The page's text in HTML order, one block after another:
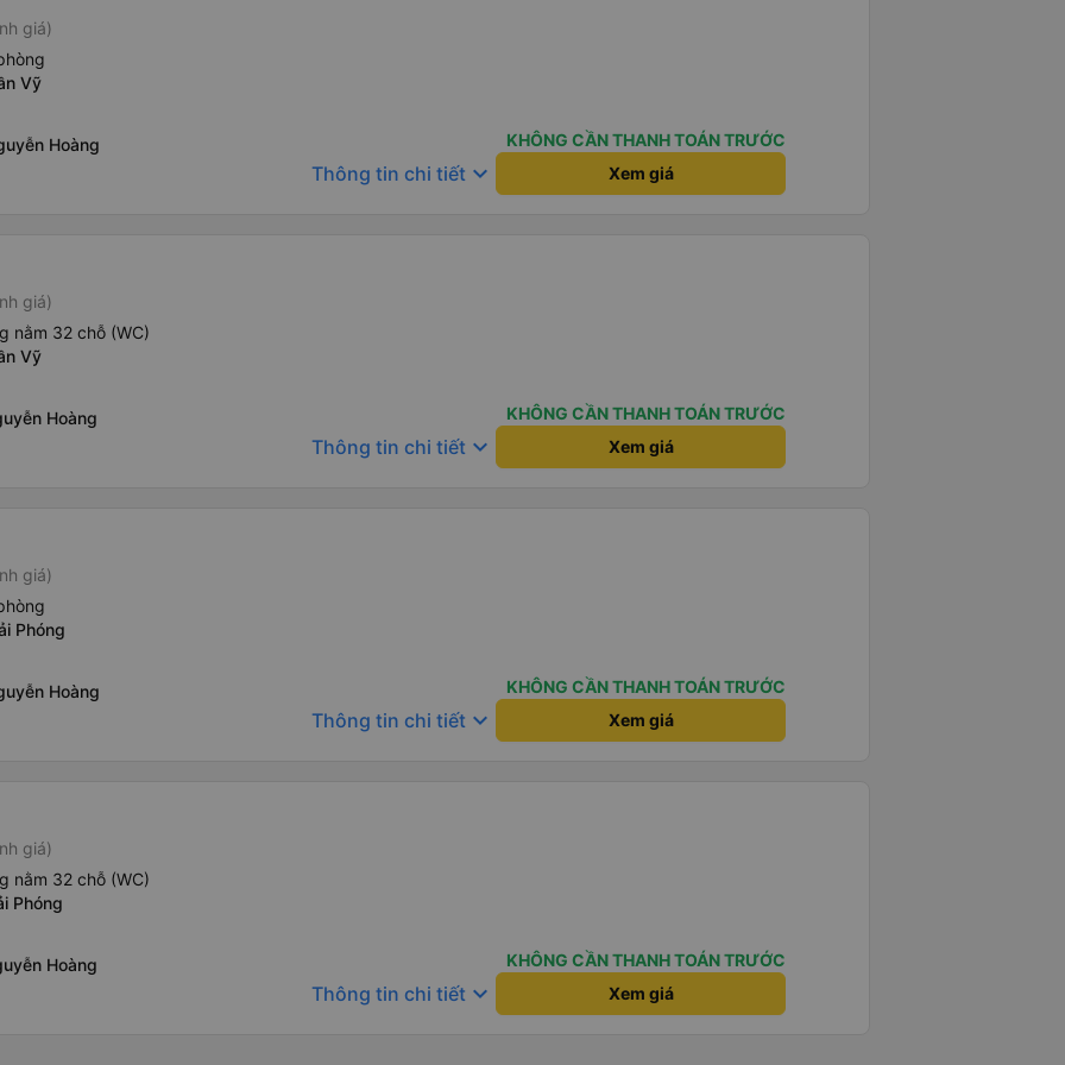
giá)
Vỹ
Hoàng
KHÔNG CẦN THANH TOÁN TRƯỚC
Thông tin chi tiết keyboard_arrow_down Xem giá
giá)
nằm 32 chỗ (WC)
Vỹ
Hoàng
KHÔNG CẦN THANH TOÁN TRƯỚC
Thông tin chi tiết keyboard_arrow_down Xem giá
giá)
Phóng
Hoàng
KHÔNG CẦN THANH TOÁN TRƯỚC
Thông tin chi tiết keyboard_arrow_down Xem giá
giá)
nằm 32 chỗ (WC)
Phóng
Hoàng
KHÔNG CẦN THANH TOÁN TRƯỚC
Thông tin chi tiết keyboard_arrow_down Xem giá